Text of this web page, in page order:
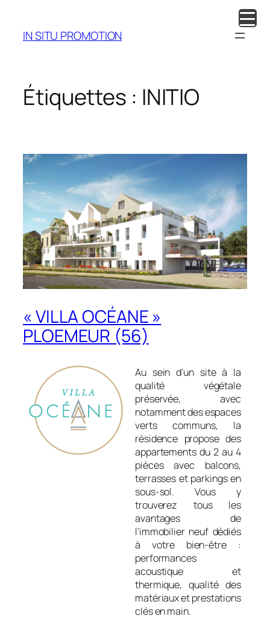
contenu
IN SITU PROMOTION
Étiquettes : INITIO
« VILLA OCÉANE »
PLOEMEUR (56)
Au sein d’un site à la
qualité végétale
préservée, avec
notamment des espaces
verts communs, la
résidence propose des
appartements du 2 au 4
pièces avec balcons,
terrasses et parkings en
sous-sol. Vous y
trouverez tous les
avantages de
l’immobilier neuf dédiés
à votre bien-être :
performances
acoustique et
thermique, qualité des
matériaux et prestations
clés en main.